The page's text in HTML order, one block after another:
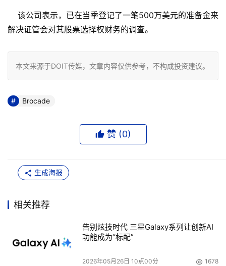
该公司表示，已在当季登记了一笔500万美元的准备金来
解决证管会对其股票选择权财务的调查。
本文来源于DOIT传媒，文章内容仅供参考，不构成投资建议。
Brocade
赞 (0)
生成海报
相关推荐
告别炫技时代 三星Galaxy系列让创新AI
功能成为“标配”
2026年05月26日 10点00分 1678